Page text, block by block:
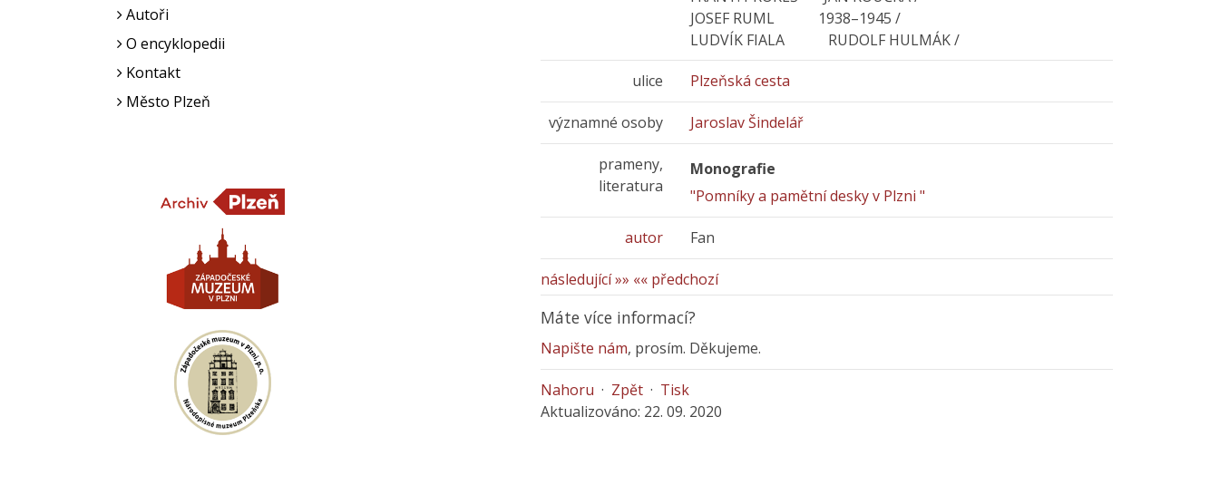
Autoři
O encyklopedii
Kontakt
Město Plzeň
JOSEF RUML 1938–1945 /
LUDVÍK FIALA RUDOLF HULMÁK /
ulice Plzeňská cesta
významné osoby Jaroslav Šindelář
prameny,
literatura
Monografie
"Pomníky a pamětní desky v Plzni "
autor Fan
následující »» «« předchozí
Máte více informací?
Napište nám, prosím. Děkujeme.
Nahoru · Zpět · Tisk
Aktualizováno: 22. 09. 2020